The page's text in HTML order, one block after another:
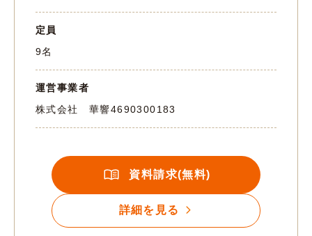
定員
9名
運営事業者
株式会社 華響4690300183
資料請求(無料)
詳細を見る